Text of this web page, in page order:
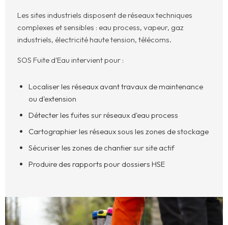
Les sites industriels disposent de réseaux techniques
complexes et sensibles : eau process, vapeur, gaz
industriels, électricité haute tension, télécoms.
SOS Fuite d'Eau intervient pour :
Localiser les réseaux avant travaux de maintenance
ou d'extension
Détecter les fuites sur réseaux d'eau process
Cartographier les réseaux sous les zones de stockage
Sécuriser les zones de chantier sur site actif
Produire des rapports pour dossiers HSE